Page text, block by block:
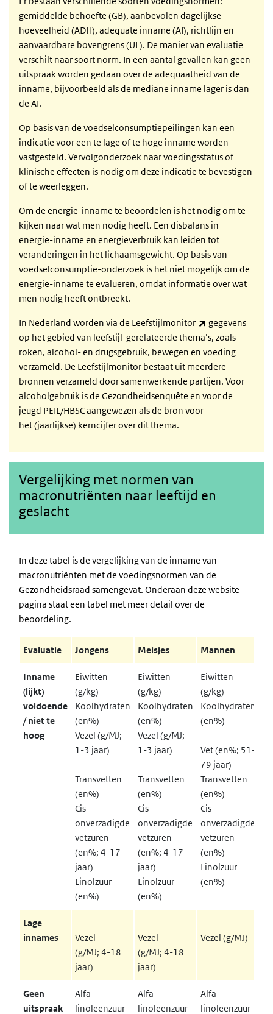
gemiddelde behoefte (GB), aanbevolen dagelijkse
hoeveelheid (ADH), adequate inname (AI), richtlijn en
aanvaardbare bovengrens (UL). De manier van evaluatie
verschilt naar soort norm. In een aantal gevallen kan geen
uitspraak worden gedaan over de adequaatheid van de
inname, bijvoorbeeld als de mediane inname lager is dan
de AI.
Op basis van de voedselconsumptiepeilingen kan een
indicatie voor een te lage of te hoge inname worden
vastgesteld. Vervolgonderzoek naar voedingsstatus of
klinische effecten is nodig om deze indicatie te bevestigen
of te weerleggen.
Om de energie-inname te beoordelen is het nodig om te
kijken naar wat men nodig heeft. Een disbalans in
energie-inname en energieverbruik kan leiden tot
veranderingen in het lichaamsgewicht. Op basis van
voedselconsumptie-onderzoek is het niet mogelijk om de
energie-inname te evalueren, omdat informatie over wat
men nodig heeft ontbreekt.
In Nederland worden via de Leefstijlmonitor (externe link)
gegevens
op het gebied van leefstijl-gerelateerde thema’s, zoals
roken, alcohol- en drugsgebruik, bewegen en voeding
verzameld. De Leefstijlmonitor bestaat uit meerdere
bronnen verzameld door samenwerkende partijen. Voor
alcoholgebruik is de Gezondheidsenquête en voor de
jeugd PEIL/HBSC aangewezen als de bron voor
het (jaarlijkse) kerncijfer over dit thema.
Vergelijking met normen van
macronutriënten naar leeftijd en
geslacht
In deze tabel is de vergelijking van de inname van
macronutriënten met de voedingsnormen van de
Gezondheidsraad samengevat. Onderaan deze website-
pagina staat een tabel met meer detail over de
beoordeling.
Evaluatie Jongens Meisjes Mannen
Inname
(lijkt)
voldoende
/ niet te
hoog
Eiwitten
(g/kg)
Koolhydraten
(en%)
Vezel (g/MJ;
1-3 jaar)
Transvetten
(en%)
Cis-
onverzadigde
vetzuren
(en%; 4-17
jaar)
Linolzuur
(en%)
Eiwitten
(g/kg)
Koolhydraten
(en%)
Vezel (g/MJ;
1-3 jaar)
Transvetten
(en%)
Cis-
onverzadigde
vetzuren
(en%; 4-17
jaar)
Linolzuur
(en%)
Eiwitten
(g/kg)
Koolhydraten
(en%)
Vet (en%; 51-
79 jaar)
Transvetten
(en%)
Cis-
onverzadigde
vetzuren
(en%)
Linolzuur
(en%)
Lage
innames
Vezel
(g/MJ; 4-18
jaar)
Vezel
(g/MJ; 4-18
jaar)
Vezel (g/MJ)
Geen
uitspraak
Alfa-
linoleenzuur
Alfa-
linoleenzuur
Alfa-
linoleenzuur